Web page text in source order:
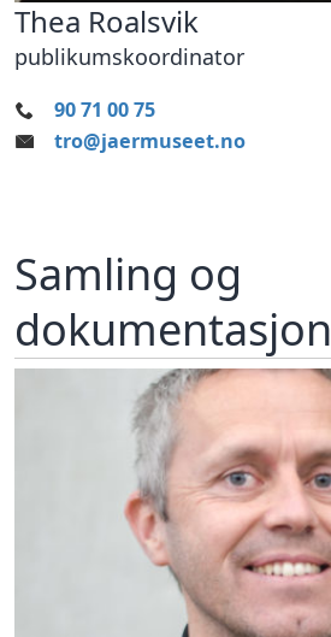
Thea Roalsvik
publikumskoordinator
90 71 00 75
tro@jaermuseet.no
Samling og
dokumentasjon